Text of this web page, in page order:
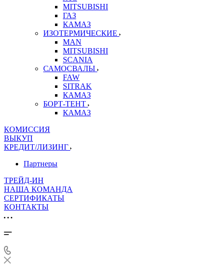
MITSUBISHI
ГАЗ
КАМАЗ
ИЗОТЕРМИЧЕСКИЕ
MAN
MITSUBISHI
SCANIA
САМОСВАЛЫ
FAW
SITRAK
КАМАЗ
БОРТ-ТЕНТ
КАМАЗ
КОМИССИЯ
ВЫКУП
КРЕДИТ/ЛИЗИНГ
Партнеры
ТРЕЙД-ИН
НАША КОМАНДА
СЕРТИФИКАТЫ
КОНТАКТЫ